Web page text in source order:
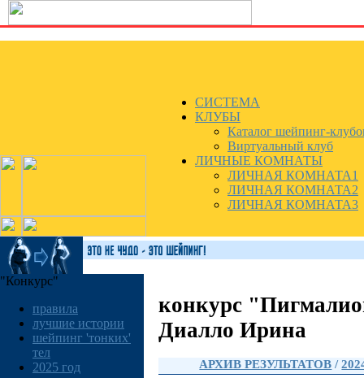
СИСТЕМА
КЛУБЫ
Каталог шейпинг-
Виртуальный клуб
ЛИЧНЫЕ КОМНАТЫ
ЛИЧНАЯ КОМНАТА1
ЛИЧНАЯ КОМНАТА2
ЛИЧНАЯ КОМНАТА3
"Конкурс"
правила
лучшие истории
шейпинг 'тонких'
тел
2025 год
конкурс
Диалло Ирина
АРХИВ РЕЗУЛЬТАТОВ /